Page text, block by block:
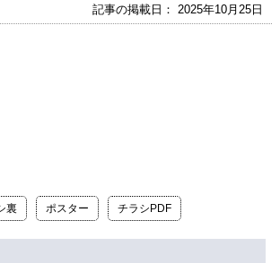
記事の掲載日： 2025年10月25日
裏 ポスター チラシPDF
て
表・鑑賞サポートなど
いて